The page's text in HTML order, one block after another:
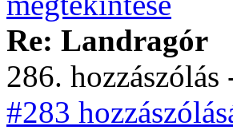
Re: Landragór
286.
#283